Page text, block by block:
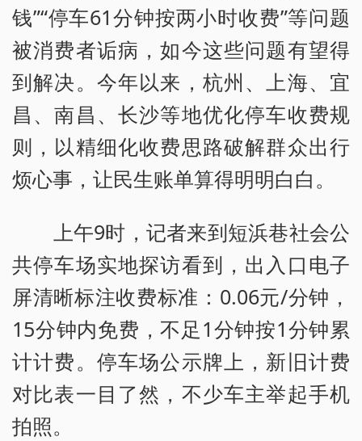
钱”“停车61分钟按两小时收费”等问题
被消费者诟病，如今这些问题有望得
到解决。今年以来，杭州、上海、宜
昌、南昌、长沙等地优化停车收费规
则，以精细化收费思路破解群众出行
烦心事，让民生账单算得明明白白。
上午9时，记者来到短浜巷社会公
共停车场实地探访看到，出入口电子
屏清晰标注收费标准：0.06元/分钟，
15分钟内免费，不足1分钟按1分钟累
计计费。停车场公示牌上，新旧计费
对比表一目了然，不少车主举起手机
拍照。